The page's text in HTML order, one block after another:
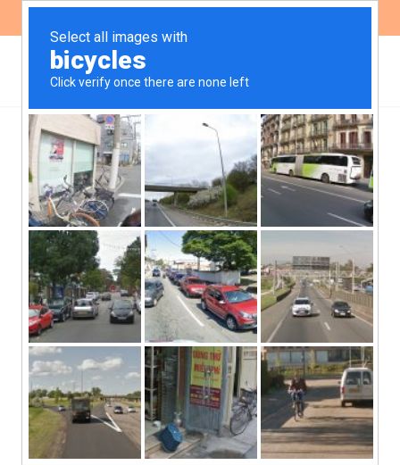
Enviamos observaciones
al BID para fortalecer su
vínculo con la sociedad
civil